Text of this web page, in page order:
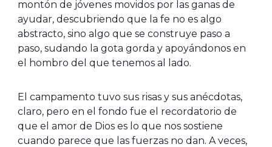
montón de jóvenes movidos por las ganas de
ayudar, descubriendo que la fe no es algo
abstracto, sino algo que se construye paso a
paso, sudando la gota gorda y apoyándonos en
el hombro del que tenemos al lado.
El campamento tuvo sus risas y sus anécdotas,
claro, pero en el fondo fue el recordatorio de
que el amor de Dios es lo que nos sostiene
cuando parece que las fuerzas no dan. A veces,